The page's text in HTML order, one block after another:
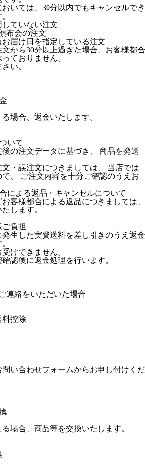
いては、30分以内でもキャンセルでき
していない注文
布会の注文
お届け日を指定している注文
から30分以上過ぎた場合、お客様都合
ておりません。
い。
場合、返金いたします。
いて
の注文データに基づき、 商品を発送
・誤注文につきましては、 当店では
、 ご注文内容を十分ご確認のうえお
による返品・キャンセルについて
客様都合による返品につきましては、
します。
ご負担
発生した実費送料を差し引きのうえ返金
けできません。
認後に返金処理を行います。
連絡をいただいた場合
料控除
い合わせフォームからお申し付けくだ
場合、商品等を交換いたします。